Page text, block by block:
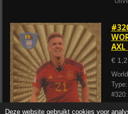
Deze website gebruikt cookies voor
AXL
€